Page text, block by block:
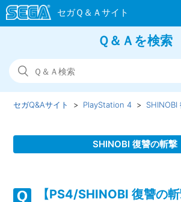
Ｑ＆Ａを検索
セガQ&Aサイト PlayStation 4 SHINOBI
SHINOBI 復讐の斬撃
こですか【PS4/SHINOBI 復讐の斬